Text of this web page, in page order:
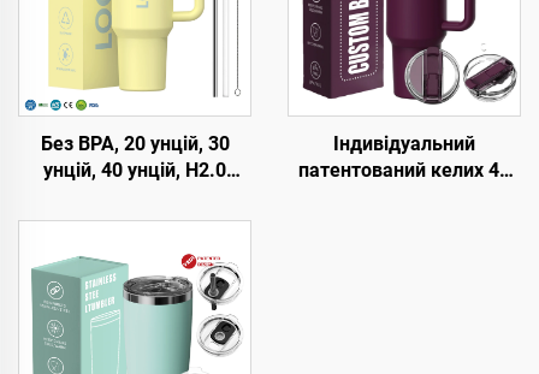
Без BPA, 20 унцій, 30
унцій, 40 унцій, H2.0
та соломинкою, кришка
з 3 положеннями,
подорожній утеплений
стакан з нержавіючої
сталі
Індивідуальний
патентований келих 40